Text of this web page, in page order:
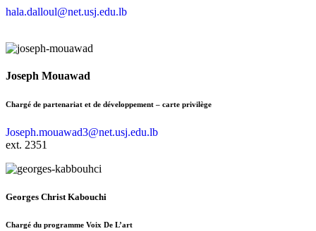
hala.dalloul@net.usj.edu.lb
Joseph Mouawad
Chargé de partenariat et de développement – carte privilège
Joseph.mouawad3@net.usj.edu.lb
ext. 2351
Georges Christ Kabouchi
Chargé du programme Voix De L’art